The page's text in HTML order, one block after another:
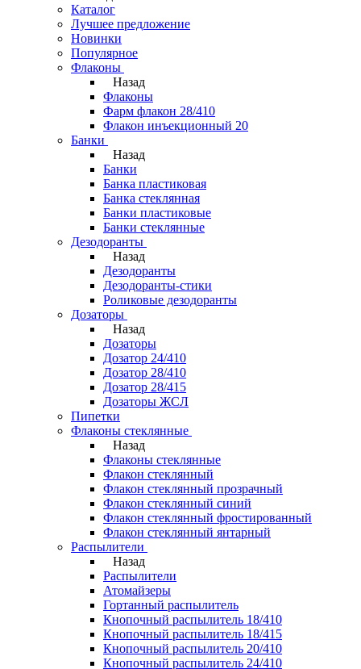
Каталог
Лучшее предложение
Новинки
Популярное
Флаконы
Назад
Флаконы
Фарм флакон 28/410
Флакон инъекционный 20
Банки
Назад
Банки
Банка пластиковая
Банка стеклянная
Банки пластиковые
Банки стеклянные
Дезодоранты
Назад
Дезодоранты
Дезодоранты-стики
Роликовые дезодоранты
Дозаторы
Назад
Дозаторы
Дозатор 24/410
Дозатор 28/410
Дозатор 28/415
Дозаторы ЖСЛ
Пипетки
Флаконы стеклянные
Назад
Флаконы стеклянные
Флакон стеклянный
Флакон стеклянный прозрачный
Флакон стеклянный синий
Флакон стеклянный фростированный
Флакон стеклянный янтарный
Распылители
Назад
Распылители
Атомайзеры
Гортанный распылитель
Кнопочный распылитель 18/410
Кнопочный распылитель 18/415
Кнопочный распылитель 20/410
Кнопочный распылитель 24/410